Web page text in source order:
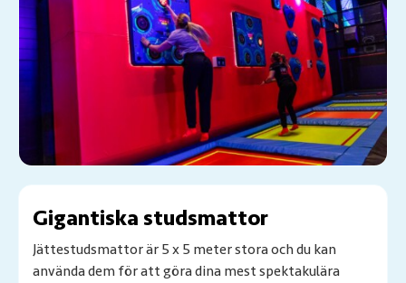
Gigantiska studsmattor
Jättestudsmattor är 5 x 5 meter stora och du kan
använda dem för att göra dina mest spektakulära